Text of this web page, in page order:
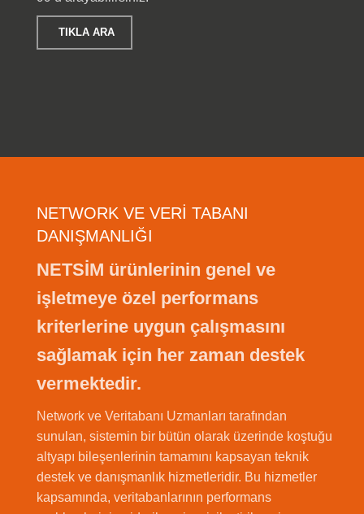
TIKLA ARA
NETWORK VE VERİ TABANI
DANIŞMANLIĞI
NETSİM ürünlerinin genel ve
işletmeye özel performans
kriterlerine uygun çalışmasını
sağlamak için her zaman destek
vermektedir.
Network ve Veritabanı Uzmanları tarafından
sunulan, sistemin bir bütün olarak üzerinde koştuğu
altyapı bileşenlerinin tamamını kapsayan teknik
destek ve danışmanlık hizmetleridir. Bu hizmetler
kapsamında, veritabanlarının performans